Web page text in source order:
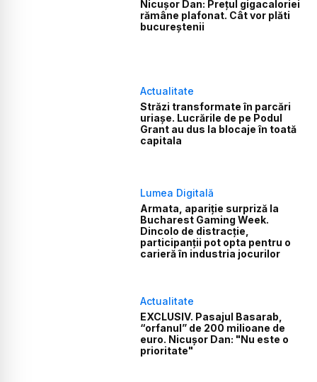
Nicuşor Dan: Preţul gigacaloriei
rămâne plafonat. Cât vor plăti
bucureștenii
Actualitate
Străzi transformate în parcări
uriașe. Lucrările de pe Podul
Grant au dus la blocaje în toată
capitala
Lumea Digitală
Armata, apariție surpriză la
Bucharest Gaming Week.
Dincolo de distracție,
participanții pot opta pentru o
carieră în industria jocurilor
Actualitate
EXCLUSIV. Pasajul Basarab,
“orfanul” de 200 milioane de
euro. Nicușor Dan: "Nu este o
prioritate"